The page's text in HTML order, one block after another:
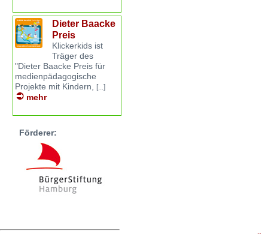
Dieter Baacke
Preis
Klickerkids ist
Träger des
"Dieter Baacke Preis für
medienpädagogische
Projekte mit Kindern, [...]
mehr
Förderer: